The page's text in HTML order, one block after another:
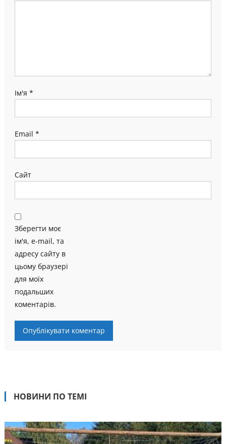
Ім'я *
Email *
Сайт
Зберегти моє
ім'я, e-mail, та
адресу сайту в
цьому браузері
для моїх
подальших
коментарів.
НОВИНИ ПО ТЕМІ